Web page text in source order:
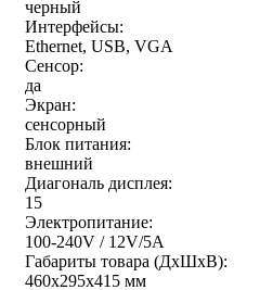
черный
Интерфейсы:
Ethernet, USB, VGA
Сенсор:
да
Экран:
сенсорный
Блок питания:
внешний
Диагональ дисплея:
15
Электропитание:
100-240V / 12V/5A
Габариты товара (ДxШxВ):
460x295x415 мм